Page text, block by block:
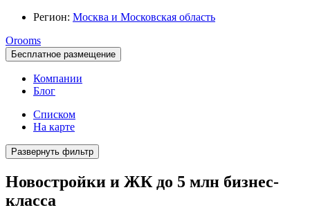
Регион: Москва и Московская область
Orooms
Бесплатное размещение
Компании
Блог
Списком
На карте
Развернуть фильтр
Новостройки и ЖК до 5 млн бизнес-
класса